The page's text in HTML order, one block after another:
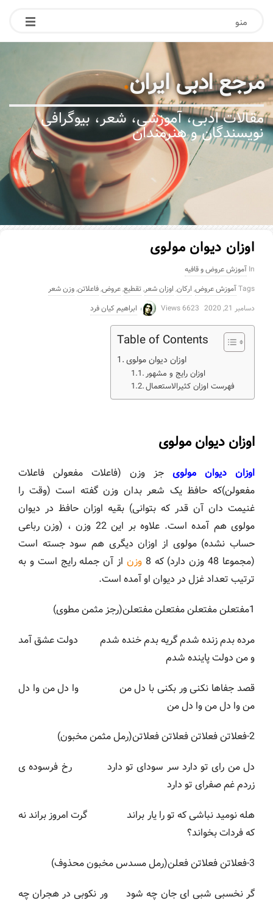
منو
مرجع ادبی ایران.
مقالات ادبی، آموزشی، شعر، بیوگرافی
نویسندگان و هنرمندان
اوزان دیوان مولوی
In آموزش عروض و قافیه
Tagsآموزش عروض, ارکان, اوزان شعر,تقطیع,عروض,فاعلاتن,وزن شعر
دسامبر 21, 2020
6623 Views ابراهیم کیان فرد
Table of Contents
اوزان دیوان مولوی
اوزان رایج و مشهور
فهرست اوزان کثیرالاستعمال
اوزان دیوان مولوی
اوزان دیوان مولوی جز وزن (فاعلات مفعولن فاعلات
مفعولن)که حافظ یک شعر بدان وزن گفته است (وقت را
غنیمت دان آن قدر که بتوانی) بقیه اوزان حافظ در دیوان
مولوی هم آمده است. علاوه بر این 22 وزن ، (وزن رباعی
حساب نشده) مولوی از اوزان دیگری هم سود جسته است
(مجموعا 48 وزن دارد) که 8
وزن از آن جمله رایج است و به
ترتیب تعداد غزل در دیوان او آمده است.
1مفتعلن مفتعلن مفتعلن مفتعلن(رجز مثمن مطوی)
مرده بدم زنده شدم گریه بدم خنده شدم دولت عشق آمد
و من دولت پاینده شدم
قصد جفاها نکنی ور بکنی با دل من وا دل من وا دل
من وا دل من وا دل من
2-فعلاتن فعلاتن فعلاتن فعلاتن(رمل مثمن مخبون)
دل من رای تو دارد سر سودای تو دارد رخ فرسوده ی
زردم غم صفرای تو دارد
هله نومید نباشی که تو را یار براند گرت امروز براند نه
که فردات بخواند؟
3-فعلاتن فعلاتن فعلن(رمل مسدس مخبون محذوف)
گر نخسبی شبی ای جان چه شود ور نکوبی در هجران چه